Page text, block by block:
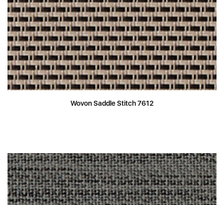
Wovon Saddle Stitch 7612